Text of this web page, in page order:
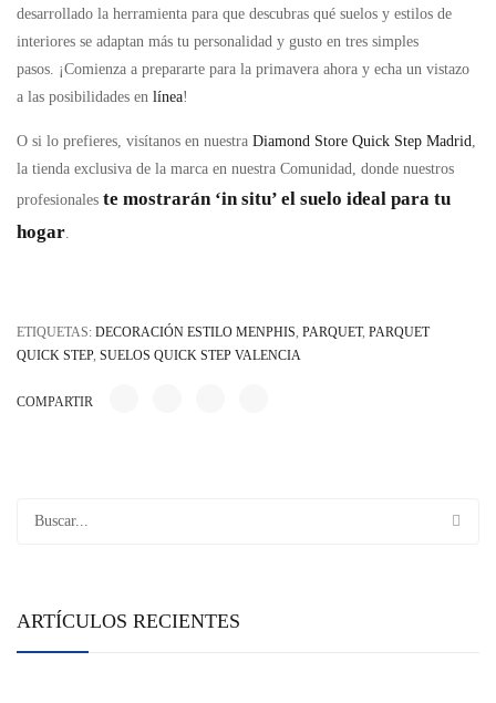
desarrollado la herramienta para que descubras qué suelos y estilos de
interiores se adaptan más tu personalidad y gusto en tres simples
pasos. ¡Comienza a prepararte para la primavera ahora y echa un vistazo
a las posibilidades en línea!
O si lo prefieres, visítanos en nuestra Diamond Store Quick Step Madrid
la tienda exclusiva de la marca en nuestra Comunidad, donde nuestros
profesionales te mostrarán ‘in situ’ el suelo ideal para tu
hogar
ETIQUETAS: DECORACIÓN ESTILO MENPHIS PARQUET, PARQUET
QUICK STEP, SUELOS QUICK STEP VALENCIA
COMPARTIR
ARTÍCULOS RECIENTES